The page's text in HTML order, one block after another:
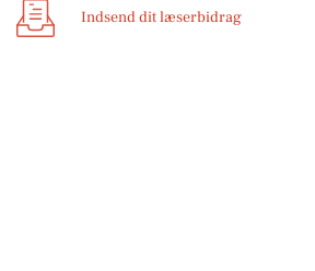
Indsend dit læserbidrag